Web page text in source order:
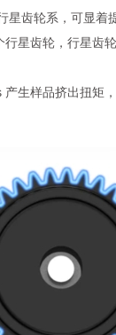
齿轮系，可显着
星齿轮，行星齿
生样品挤出扭矩